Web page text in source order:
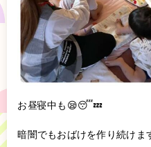
お昼寝中も😪😴💤
暗闇でもおばけを作り続け